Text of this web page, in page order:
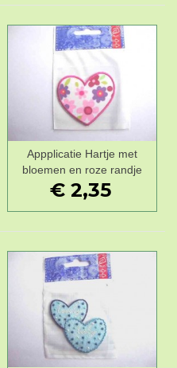
Appplicatie Hartje met
bloemen en roze randje
€ 2,35